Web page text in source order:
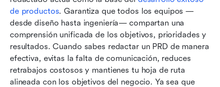
de productos. Garantiza que todos los equipos —
desde diseño hasta ingeniería— compartan una
comprensión unificada de los objetivos, prioridades y
resultados. Cuando sabes redactar un PRD de manera
efectiva, evitas la falta de comunicación, reduces
retrabajos costosos y mantienes tu hoja de ruta
alineada con los objetivos del negocio. Ya sea que